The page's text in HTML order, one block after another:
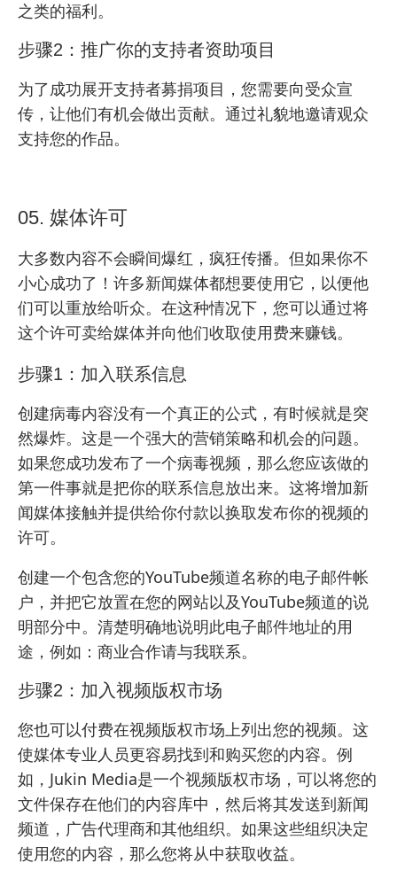
之类的福利。
步骤2：推广你的支持者资助项目
为了成功展开支持者募捐项目，您需要向受众宣
传，让他们有机会做出贡献。通过礼貌地邀请观众
支持您的作品。
05. 媒体许可
大多数内容不会瞬间爆红，疯狂传播。但如果你不
小心成功了！许多新闻媒体都想要使用它，以便他
们可以重放给听众。在这种情况下，您可以通过将
这个许可卖给媒体并向他们收取使用费来赚钱。
步骤1：加入联系信息
创建病毒内容没有一个真正的公式，有时候就是突
然爆炸。这是一个强大的营销策略和机会的问题。
如果您成功发布了一个病毒视频，那么您应该做的
第一件事就是把你的联系信息放出来。这将增加新
闻媒体接触并提供给你付款以换取发布你的视频的
许可。
创建一个包含您的YouTube频道名称的电子邮件帐
户，并把它放置在您的网站以及YouTube频道的说
明部分中。清楚明确地说明此电子邮件地址的用
途，例如：商业合作请与我联系。
步骤2：加入视频版权市场
您也可以付费在视频版权市场上列出您的视频。这
使媒体专业人员更容易找到和购买您的内容。例
如，Jukin Media是一个视频版权市场，可以将您的
文件保存在他们的内容库中，然后将其发送到新闻
频道，广告代理商和其他组织。如果这些组织决定
使用您的内容，那么您将从中获取收益。